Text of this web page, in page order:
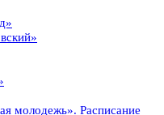
молодежь». Расписание